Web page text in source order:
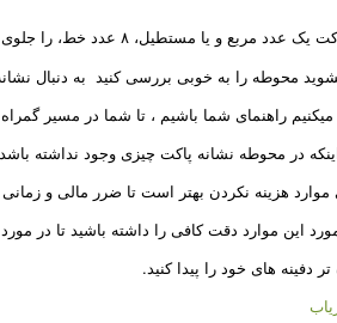
مربع و یا مستطیل، ۸ عدد خط، را جلوی چشم بیاوریم ،
محوطه را به خوبی بررسی کنید به دنبال
راهنمای شما باشیم ، تا شما در مسیر
در محوطه نشانه پاکت چیزی وجود نداشته
موارد هزینه نکردن بهتر است تا ضرر مالی و
این موارد دقت کافی را داشته باشید تا در
دفینه های خود را پیدا کنید.